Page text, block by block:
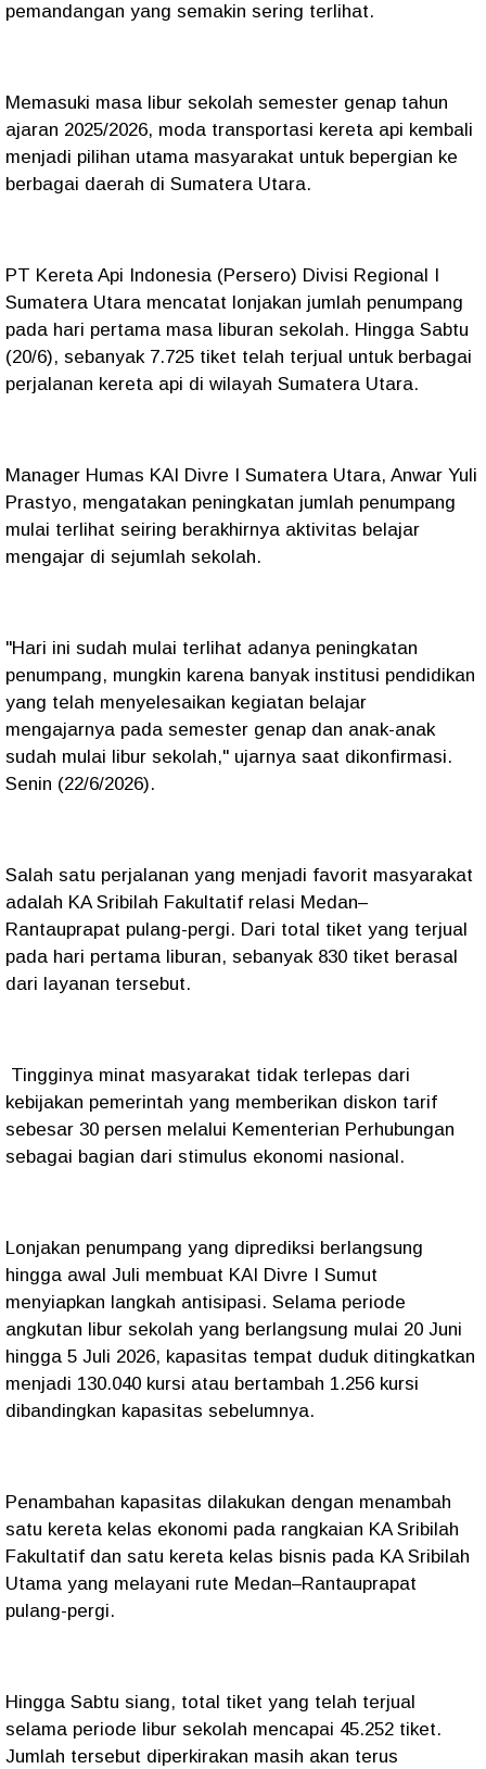
pemandangan yang semakin sering terlihat.
Memasuki masa libur sekolah semester genap tahun
ajaran 2025/2026, moda transportasi kereta api kembali
menjadi pilihan utama masyarakat untuk bepergian ke
berbagai daerah di Sumatera Utara.
PT Kereta Api Indonesia (Persero) Divisi Regional I
Sumatera Utara mencatat lonjakan jumlah penumpang
pada hari pertama masa liburan sekolah. Hingga Sabtu
(20/6), sebanyak 7.725 tiket telah terjual untuk berbagai
perjalanan kereta api di wilayah Sumatera Utara.
Manager Humas KAI Divre I Sumatera Utara, Anwar Yuli
Prastyo, mengatakan peningkatan jumlah penumpang
mulai terlihat seiring berakhirnya aktivitas belajar
mengajar di sejumlah sekolah.
"Hari ini sudah mulai terlihat adanya peningkatan
penumpang, mungkin karena banyak institusi pendidikan
yang telah menyelesaikan kegiatan belajar
mengajarnya pada semester genap dan anak-anak
sudah mulai libur sekolah," ujarnya saat dikonfirmasi.
Senin (22/6/2026).
Salah satu perjalanan yang menjadi favorit masyarakat
adalah KA Sribilah Fakultatif relasi Medan–
Rantauprapat pulang-pergi. Dari total tiket yang terjual
pada hari pertama liburan, sebanyak 830 tiket berasal
dari layanan tersebut.
Tingginya minat masyarakat tidak terlepas dari
kebijakan pemerintah yang memberikan diskon tarif
sebesar 30 persen melalui Kementerian Perhubungan
sebagai bagian dari stimulus ekonomi nasional.
Lonjakan penumpang yang diprediksi berlangsung
hingga awal Juli membuat KAI Divre I Sumut
menyiapkan langkah antisipasi. Selama periode
angkutan libur sekolah yang berlangsung mulai 20 Juni
hingga 5 Juli 2026, kapasitas tempat duduk ditingkatkan
menjadi 130.040 kursi atau bertambah 1.256 kursi
dibandingkan kapasitas sebelumnya.
Penambahan kapasitas dilakukan dengan menambah
satu kereta kelas ekonomi pada rangkaian KA Sribilah
Fakultatif dan satu kereta kelas bisnis pada KA Sribilah
Utama yang melayani rute Medan–Rantauprapat
pulang-pergi.
Hingga Sabtu siang, total tiket yang telah terjual
selama periode libur sekolah mencapai 45.252 tiket.
Jumlah tersebut diperkirakan masih akan terus